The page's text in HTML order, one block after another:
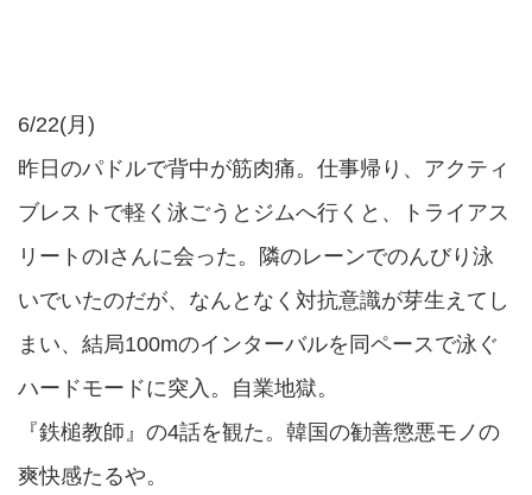
6/22(月)
昨日のパドルで背中が筋肉痛。仕事帰り、アクティ
ブレストで軽く泳ごうとジムへ行くと、トライアス
リートのIさんに会った。隣のレーンでのんびり泳
いでいたのだが、なんとなく対抗意識が芽生えてし
まい、結局100mのインターバルを同ペースで泳ぐ
ハードモードに突入。自業地獄。
『鉄槌教師』の4話を観た。韓国の勧善懲悪モノの
爽快感たるや。